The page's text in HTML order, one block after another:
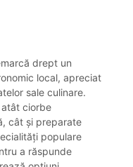
drept un
local, apreciat
sale culinare.
ciorbe
cât și preparate
populare
a răspunde